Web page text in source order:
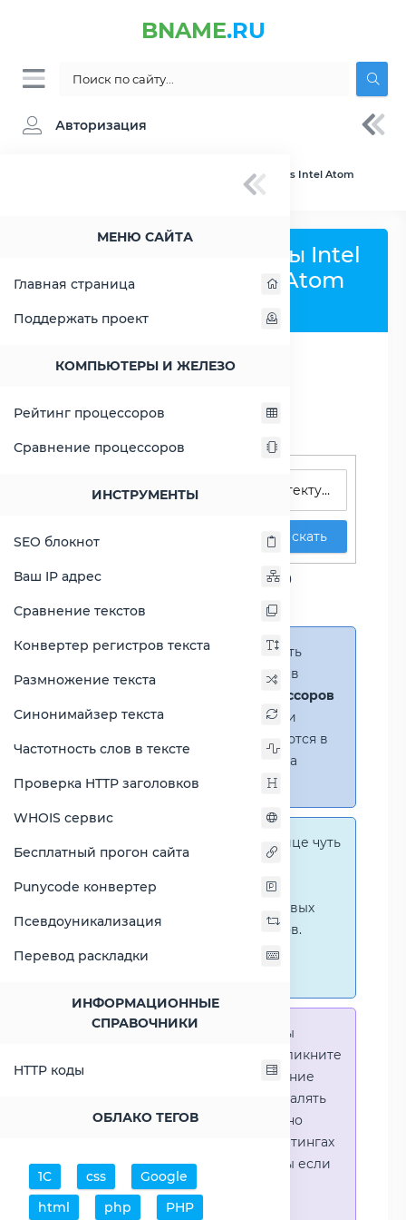
BNAME.RU
Авторизация
МЕНЮ САЙТА
Главная страница
Поддержать проект
КОМПЬЮТЕРЫ И ЖЕЛЕЗО
Рейтинг процессоров
Сравнение процессоров
ИНСТРУМЕНТЫ
SEO блокнот
Ваш IP адрес
Сравнение текстов
Конвертер регистров текста
Размножение текста
Синонимайзер текста
Частотность слов в тексте
Проверка HTTP заголовков
WHOIS сервис
Бесплатный прогон сайта
Punycode конвертер
Псевдоуникализация
Перевод раскладки
ИНФОРМАЦИОННЫЕ
СПРАВОЧНИКИ
HTTP коды
ОБЛАКО ТЕГОВ
1С css
Google
html
php
PHP
» Сравнение Intel Atom D2500 vs Intel Atom
Сравнить процессоры Intel
Atom D2500 и Intel Atom
Поиск процессоров
Искать
Сравнение Atom D2500
против Atom N570
Справка:Можно добавить
несколько процессоров в
(до 14 процессоров
в таблице)
. В случае если
процессоры не помещаются в
таблицу, появится полоса
прокрутки.
На этой странице чуть
графические сравнения
количественных и числовых
параметров процессоров.
Перейти к наглядным
Справка:Для того что-бы
выделить процессор - кликните
на его название. Выделение
позволяет выборочно удалять
процессоры или наглядно
видеть результаты в рейтингах
(Во избежении путаницы если
в таблице несколько
процессоров)